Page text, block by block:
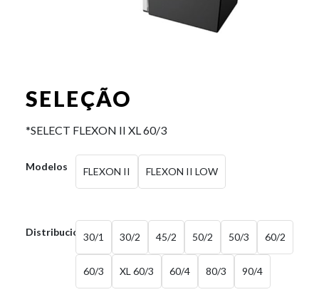
SELEÇÃO
*SELECT FLEXON II XL 60/3
Modelos FLEXON II FLEXON II LOW
Distribución30/1 30/2 45/2 50/2 50/3 60/2
60/3 XL 60/3 60/4 80/3 90/4